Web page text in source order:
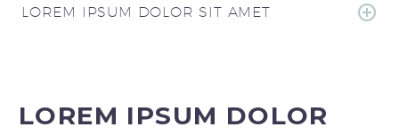
LOREM IPSUM DOLOR SIT AMET
LOREM IPSUM DOLOR